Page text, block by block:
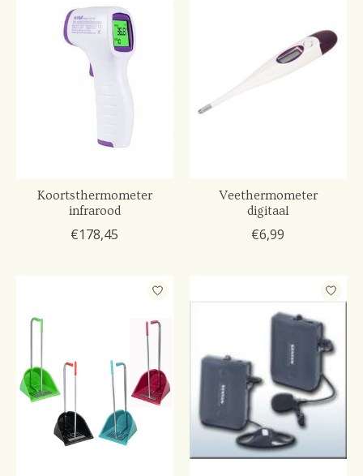
Koortsthermometer
infrarood
€178,45
Veethermometer
digitaal
€6,99